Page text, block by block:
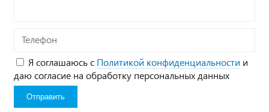
Телефон
Я соглашаюсь с Политикой конфиденциальности и
даю согласие на обработку персональных данных